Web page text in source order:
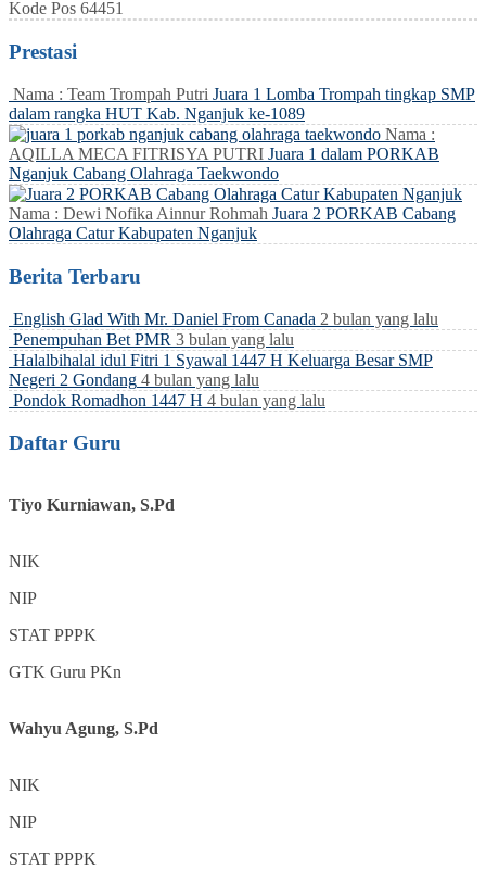
Kode Pos 64451
Prestasi
Nama : Team Trompah Putri Juara 1 Lomba Trompah tingkap SMP
dalam rangka HUT Kab. Nganjuk ke-1089
Nama :
AQILLA MECA FITRISYA PUTRI Juara 1 dalam PORKAB
Nganjuk Cabang Olahraga Taekwondo
Nama : Dewi Nofika Ainnur Rohmah Juara 2 PORKAB Cabang
Olahraga Catur Kabupaten Nganjuk
Berita Terbaru
English Glad With Mr. Daniel From Canada 2 bulan yang lalu
Penempuhan Bet PMR 3 bulan yang lalu
Halalbihalal idul Fitri 1 Syawal 1447 H Keluarga Besar SMP
Negeri 2 Gondang 4 bulan yang lalu
Pondok Romadhon 1447 H 4 bulan yang lalu
Daftar Guru
Tiyo Kurniawan, S.Pd
NIK
NIP
STAT PPPK
GTK Guru PKn
Wahyu Agung, S.Pd
NIK
NIP
STAT PPPK